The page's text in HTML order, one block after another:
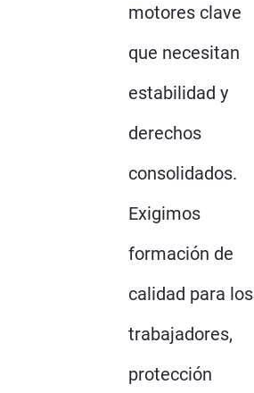
motores clave
que necesitan
estabilidad y
derechos
consolidados.
Exigimos
formación de
calidad para los
trabajadores,
protección